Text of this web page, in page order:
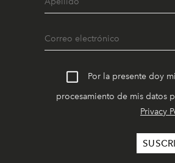
Por la presente doy
procesamiento de mis datos
Privacy